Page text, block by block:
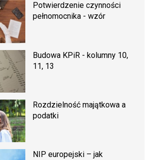
Potwierdzenie czynności
pełnomocnika - wzór
Budowa KPiR - kolumny 10,
11, 13
Rozdzielność majątkowa a
podatki
NIP europejski – jak